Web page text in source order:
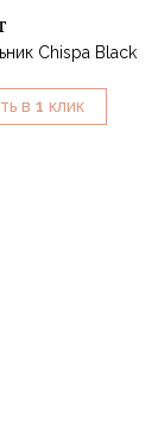
Chispa Black
В 1 КЛИК